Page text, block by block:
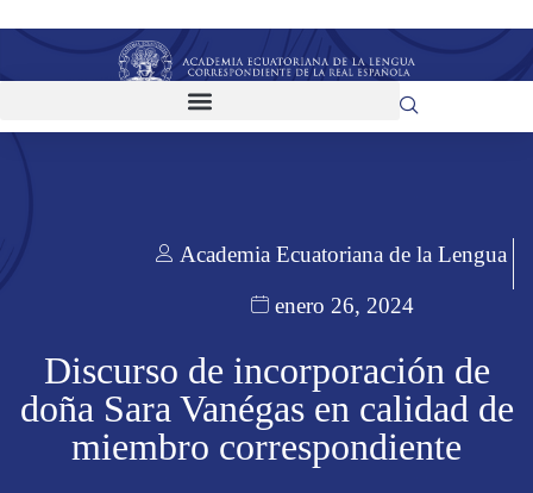
Academia Ecuatoriana de la Lengua
enero 26, 2024
Discurso de incorporación de
doña Sara Vanégas en calidad de
miembro correspondiente